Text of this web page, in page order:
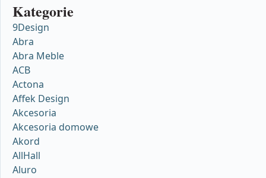
Kategorie
9Design
Abra
Abra Meble
ACB
Actona
Affek Design
Akcesoria
Akcesoria domowe
Akord
AllHall
Aluro